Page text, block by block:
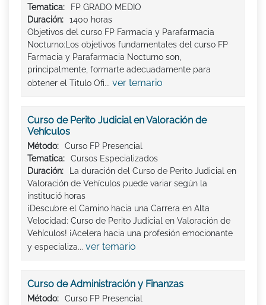
Tematica:
FP GRADO MEDIO
Duración:
1400 horas
Objetivos del curso FP Farmacia y Parafarmacia
Nocturno:Los objetivos fundamentales del curso FP
Farmacia y Parafarmacia Nocturno son,
principalmente, formarte adecuadamente para
obtener el Titulo Ofi... ver temario
Curso de Perito Judicial en Valoración de
Vehículos
Método:
Curso FP Presencial
Tematica:
Cursos Especializados
Duración:
La duración del Curso de Perito Judicial en
Valoración de Vehículos puede variar según la
institució horas
¡Descubre el Camino hacia una Carrera en Alta
Velocidad: Curso de Perito Judicial en Valoración de
Vehículos! ¡Acelera hacia una profesión emocionante
y especializa... ver temario
Curso de Administración y Finanzas
Método:
Curso FP Presencial